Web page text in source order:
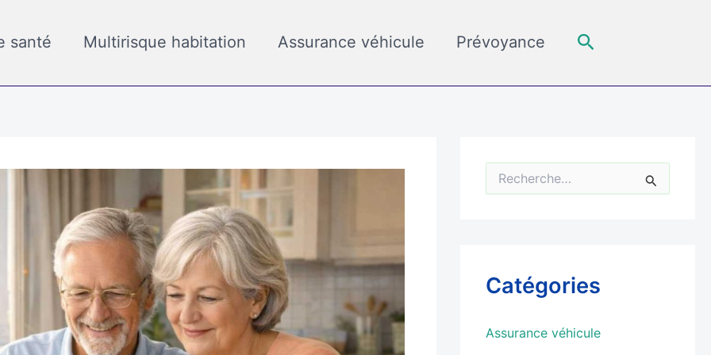
santé Multirisque habitation Assurance véhicule Prévoyance Rechercher
e
h
Catégories
Assurance véhicule